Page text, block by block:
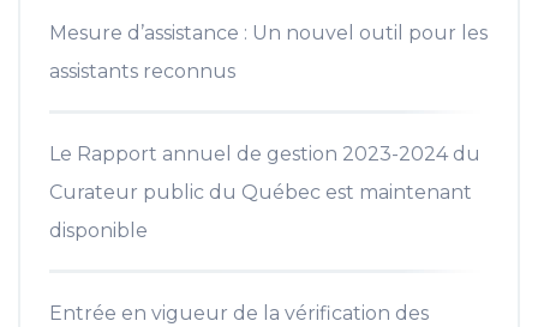
Mesure d’assistance : Un nouvel outil pour les
assistants reconnus
Le Rapport annuel de gestion 2023-2024 du
Curateur public du Québec est maintenant
disponible
Entrée en vigueur de la vérification des